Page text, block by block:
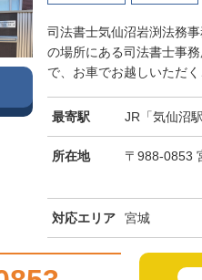
司法書士気仙沼岩渕法務
の場所にある司法書士事
で、お車でお越しいただ
最寄駅 JR「気仙沼
所在地 〒988-0853
対応エリア 宮城